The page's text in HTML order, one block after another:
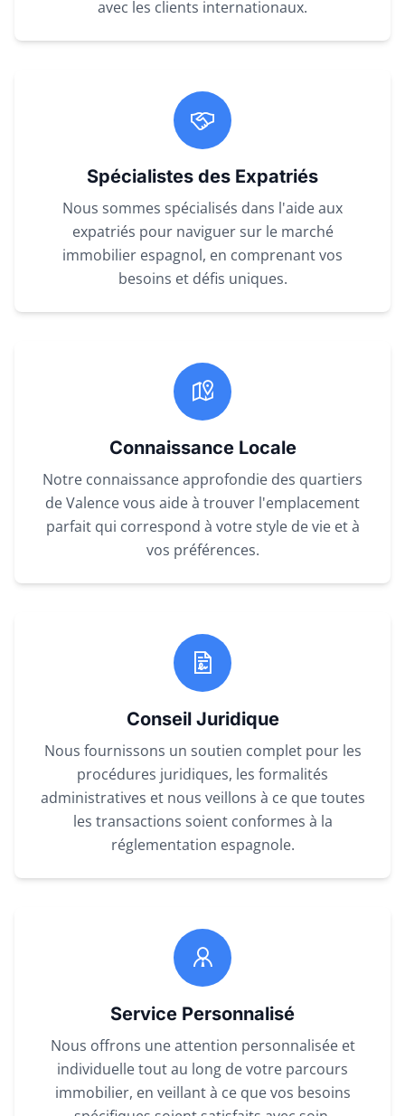
avec les clients internationaux.
Spécialistes des Expatriés
Nous sommes spécialisés dans l'aide aux
expatriés pour naviguer sur le marché
immobilier espagnol, en comprenant vos
besoins et défis uniques.
Connaissance Locale
Notre connaissance approfondie des quartiers
de Valence vous aide à trouver l'emplacement
parfait qui correspond à votre style de vie et à
vos préférences.
Conseil Juridique
Nous fournissons un soutien complet pour les
procédures juridiques, les formalités
administratives et nous veillons à ce que toutes
les transactions soient conformes à la
réglementation espagnole.
Service Personnalisé
Nous offrons une attention personnalisée et
individuelle tout au long de votre parcours
immobilier, en veillant à ce que vos besoins